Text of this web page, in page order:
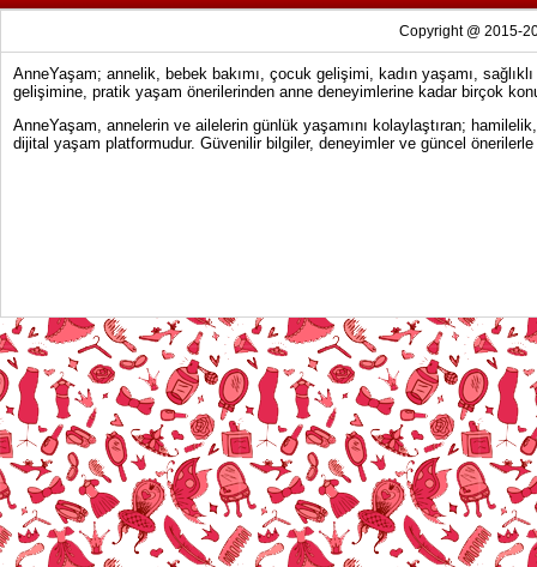
Copyright @ 2015-
AnneYaşam; annelik, bebek bakımı, çocuk gelişimi, kadın yaşamı,
gelişimine, pratik yaşam önerilerinden anne deneyimlerine kadar birçok
AnneYaşam, annelerin ve ailelerin günlük yaşamını kolaylaştıran;
dijital yaşam platformudur. Güvenilir bilgiler, deneyimler ve güncel